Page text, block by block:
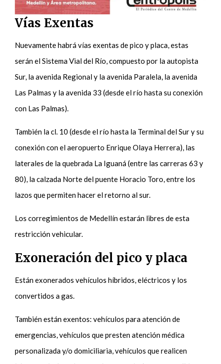
Vías Exentas
Nuevamente habrá vías exentas de pico y placa, estas
serán el Sistema Vial del Río, compuesto por la autopista
Sur, la avenida Regional y la avenida Paralela, la avenida
Las Palmas y la avenida 33 (desde el río hasta su conexión
con Las Palmas).
También la cl. 10 (desde el río hasta la Terminal del Sur y su
conexión con el aeropuerto Enrique Olaya Herrera), las
laterales de la quebrada La Iguaná (entre las carreras 63 y
80), la calzada Norte del puente Horacio Toro, entre los
lazos que permiten hacer el retorno al sur.
Los corregimientos de Medellín estarán libres de esta
restricción vehicular.
Exoneración del pico y placa
Están exonerados vehículos híbridos, eléctricos y los
convertidos a gas.
También están exentos: vehículos para atención de
emergencias, vehículos que presten atención médica
personalizada y/o domiciliaria, vehículos que realicen